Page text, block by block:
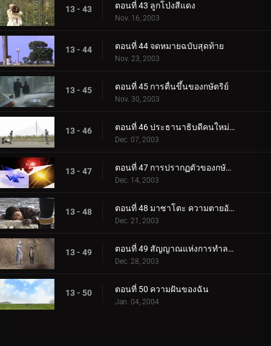
13 - 43 ตอนที่ 43 ลูกโป่งสีแดง
Nov. 16, 2003
13 - 44 ตอนที่ 44 จดหมายฉบับสุดท้าย
Nov. 23, 2003
13 - 45 ตอนที่ 45 การตื่นขึ้นของกษัตริย์
Nov. 30, 2003
13 - 46 ตอนที่ 46 ประธานาธิบดีคนใหม่ปรากฏตัว
Dec. 07, 2003
13 - 47 ตอนที่ 47 การปรากฏตัวของกษัตริย์
Dec. 14, 2003
13 - 48 ตอนที่ 48 มาซาโตะ ความตายอันรุ่งโรจน์
Dec. 21, 2003
13 - 49 ตอนที่ 49 สัญญาณแห่งการทำลายล้าง
Dec. 28, 2003
13 - 50 ตอนที่ 50 ความฝันของฉัน
Jan. 04, 2004